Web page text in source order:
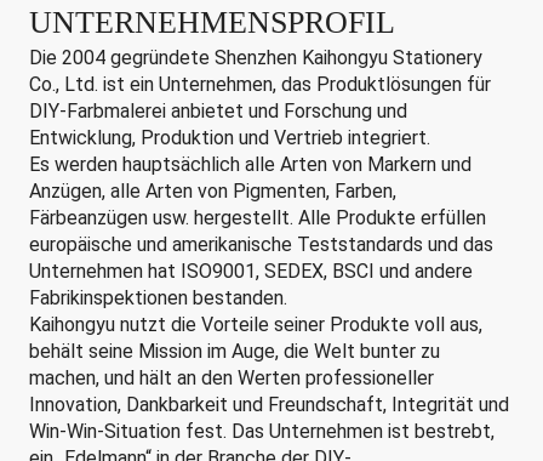
UNTERNEHMENSPROFIL
Die 2004 gegründete Shenzhen Kaihongyu Stationery
Co., Ltd. ist ein Unternehmen, das Produktlösungen für
DIY-Farbmalerei anbietet und Forschung und
Entwicklung, Produktion und Vertrieb integriert.
Es werden hauptsächlich alle Arten von Markern und
Anzügen, alle Arten von Pigmenten, Farben,
Färbeanzügen usw. hergestellt. Alle Produkte erfüllen
europäische und amerikanische Teststandards und das
Unternehmen hat ISO9001, SEDEX, BSCI und andere
Fabrikinspektionen bestanden.
Kaihongyu nutzt die Vorteile seiner Produkte voll aus,
behält seine Mission im Auge, die Welt bunter zu
machen, und hält an den Werten professioneller
Innovation, Dankbarkeit und Freundschaft, Integrität und
Win-Win-Situation fest. Das Unternehmen ist bestrebt,